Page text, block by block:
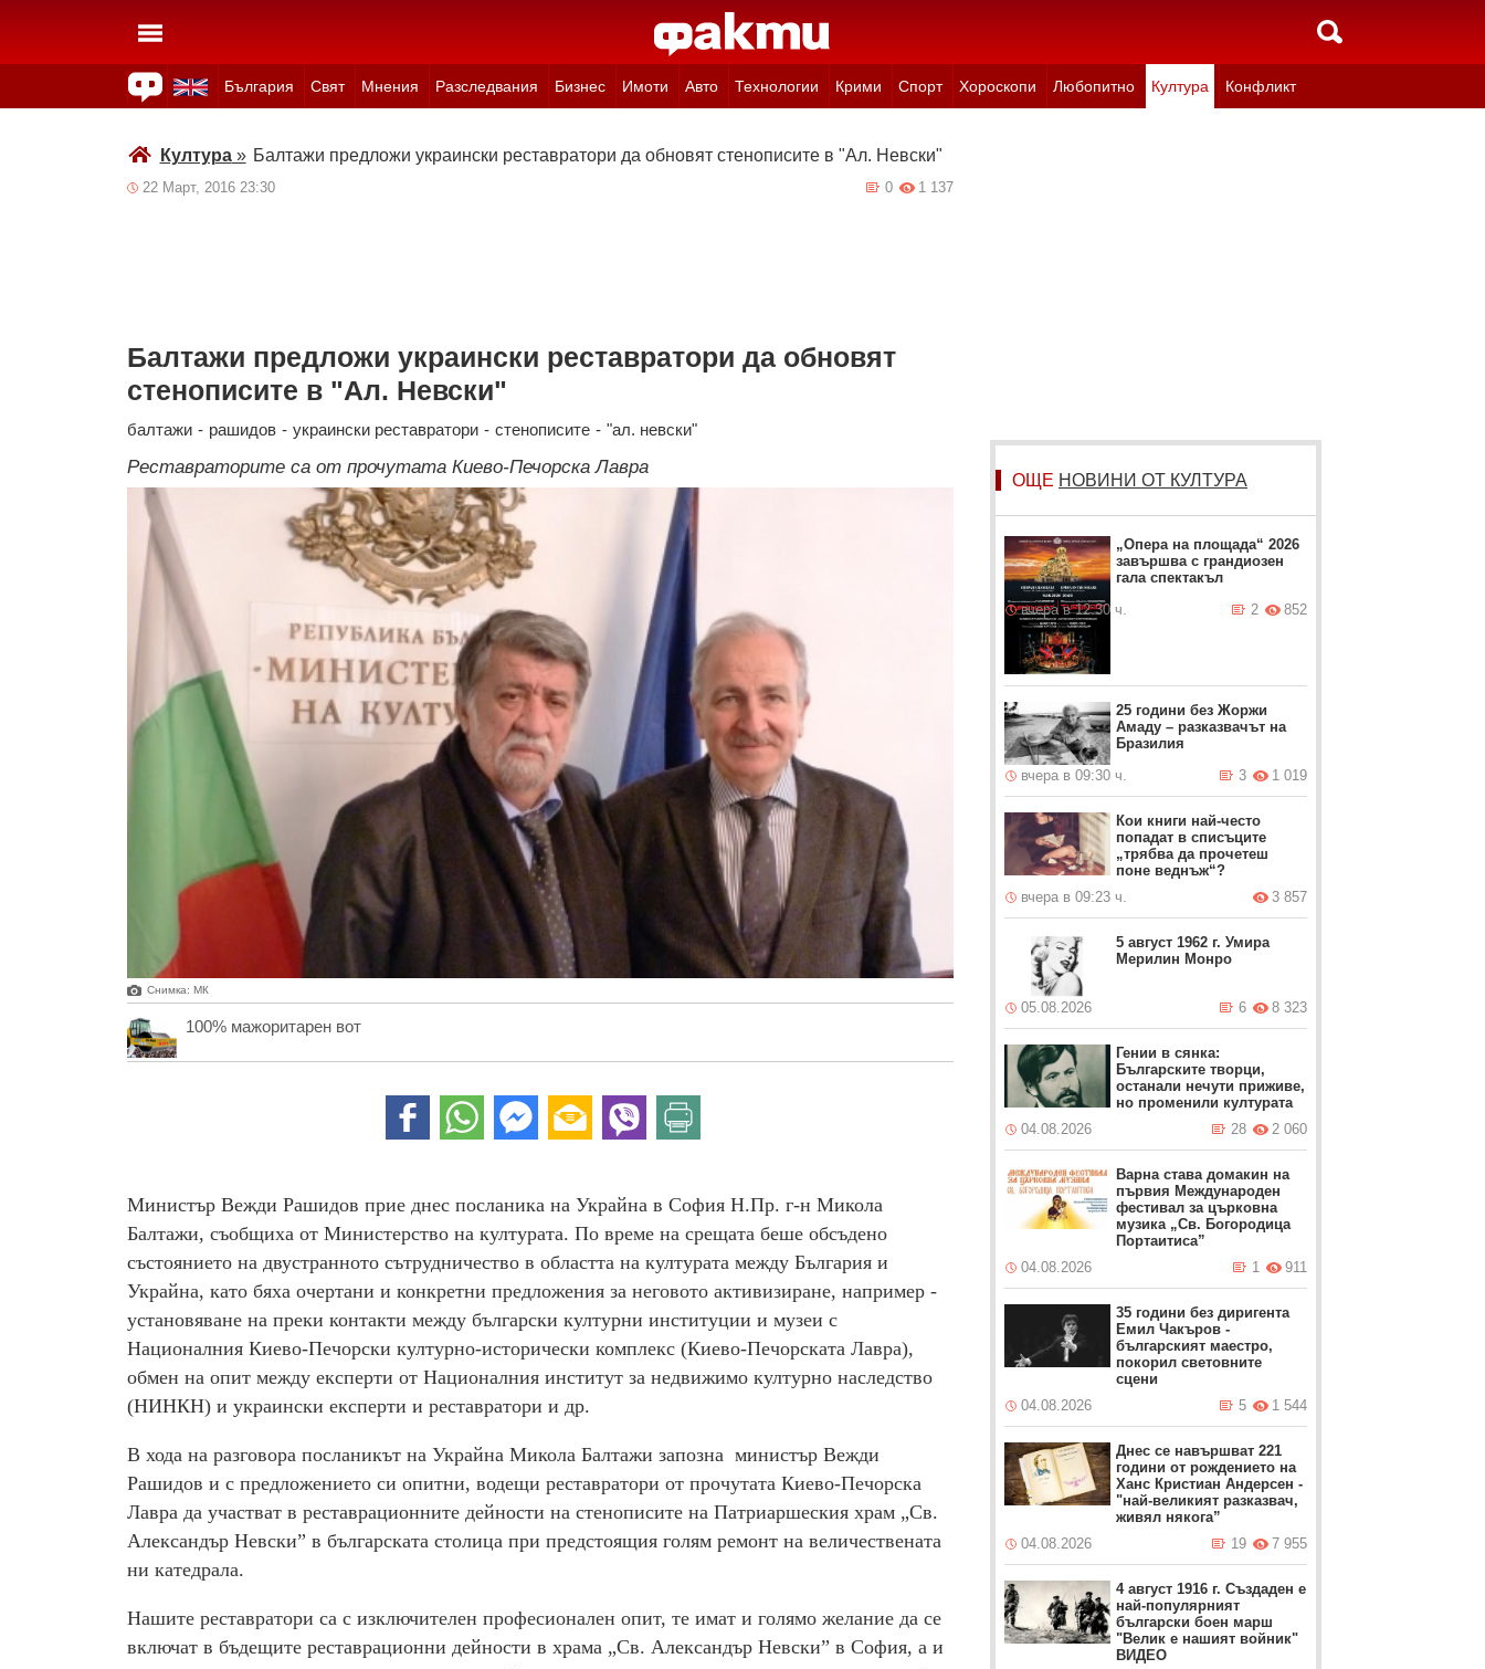
България Свят Мнения Разследвания Бизнес Имоти Авто Технологии Крими Спорт Хороскопи Любопитно Култура Конфликт
Култура» Балтажи предложи украински реставратори да обновят стенописите в "Ал. Невски"
22 Март, 2016 23:30 1 137
0
Балтажи предложи украински реставратори да обновят
стенописите в "Ал. Невски"
балтажи - рашидов - украински реставратори - стенописите - "ал. невски"
Реставраторите са от прочутата Киево-Печорска Лавра
Снимка: МК
100% мажоритарен вот
Министър Вежди Рашидов прие днес посланика на Украйна в София Н.Пр. г-н Микола
Балтажи, съобщиха от Министерство на културата. По време на срещата беше обсъдено
състоянието на двустранното сътрудничество в областта на културата между България и
Украйна, като бяха очертани и конкретни предложения за неговото активизиране, например -
установяване на преки контакти между български културни институции и музеи с
Националния Киево-Печорски културно-исторически комплекс (Киево-Печорската Лавра),
обмен на опит между експерти от Националния институт за недвижимо културно наследство
(НИНКН) и украински експерти и реставратори и др.
В хода на разговора посланикът на Украйна Микола Балтажи запозна министър Вежди
Рашидов и с предложението си опитни, водещи реставратори от прочутата Киево-Печорска
Лавра да участват в реставрационните дейности на стенописите на Патриаршеския храм „Св.
Александър Невски” в българската столица при предстоящия голям ремонт на величествената
ни катедрала.
Нашите реставратори са с изключителен професионален опит, те имат и голямо желание да се
включат в бъдещите реставрационни дейности в храма „Св. Александър Невски” в София, а и
ОЩЕ НОВИНИ ОТ КУЛТУРА
„Опера на площада“ 2026
завършва с грандиозен
гала спектакъл
вчера в 12:30 ч.
852
2
25 години без Жоржи
Амаду – разказвачът на
Бразилия
вчера в 09:30 ч.
1 019
3
Кои книги най-често
попадат в списъците
„трябва да прочетеш
поне веднъж“?
вчера в 09:23 ч.
3 857
5 август 1962 г. Умира
Мерилин Монро
05.08.2026 8 323
6
Гении в сянка:
Българските творци,
останали нечути приживе,
но променили културата
04.08.2026
2 060
28
Варна става домакин на
първия Международен
фестивал за църковна
музика „Св. Богородица
Портаитиса”
04.08.2026
911
1
35 години без диригента
Емил Чакъров -
българският маестро,
покорил световните
сцени
04.08.2026
1 544
5
Днес се навършват 221
години от рождението на
Ханс Кристиан Андерсен -
"най-великият разказвач,
живял някога”
04.08.2026
7 955
19
4 август 1916 г. Създаден е
най-популярният
български боен марш
"Велик е нашият войник"
ВИДЕО